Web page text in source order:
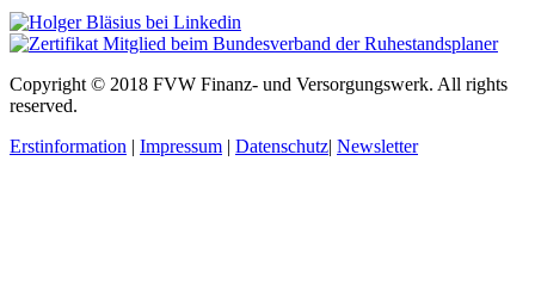
Holger Bläsius
Copyright © 2018 FVW Finanz- und Versorgungswerk. All rights
reserved.
Erstinformation | Impressum | Datenschutz| Newsletter